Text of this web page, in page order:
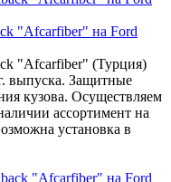
"Afcarfiber" на Ford
"Afcarfiber" (Турция)
выпуска. Защитные
кузова. Осуществляем
ассортимент на
установка в